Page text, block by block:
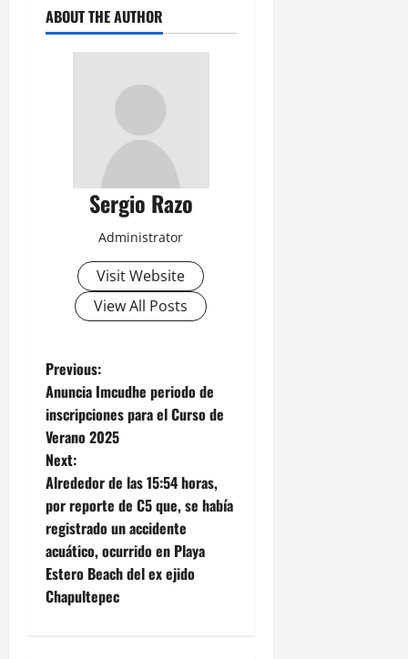
ABOUT THE AUTHOR
Sergio Razo
Administrator
Visit Website
View All Posts
P
o
s
t
n
a
v
Previous:
Anuncia Imcudhe periodo de
inscripciones para el Curso de
Verano 2025
Next:
Alrededor de las 15:54 horas,
por reporte de C5 que, se había
registrado un accidente
acuático, ocurrido en Playa
Estero Beach del ex ejido
Chapultepec